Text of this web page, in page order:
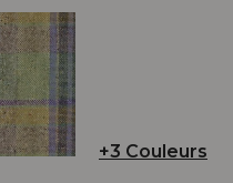
+3 Couleurs